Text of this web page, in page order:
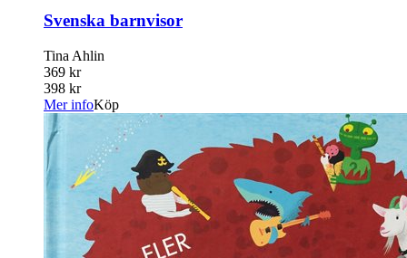
Svenska barnvisor
Tina Ahlin
369 kr
398 kr
Mer infoKöp